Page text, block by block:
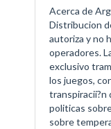
Acerca de
Distribucion
autoriza y no
operadores.
exclusivo
los juegos,
transpiracii?n
politicas
sobre